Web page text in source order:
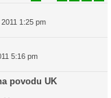
1:25 pm
5:16 pm
povodu UK